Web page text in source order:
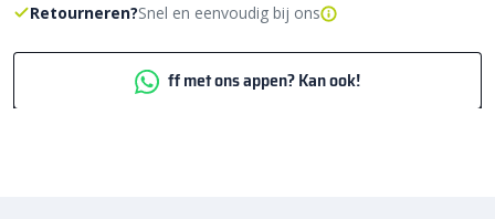
Retourneren?Snel en eenvoudig bij ons
ff met ons appen? Kan ook!